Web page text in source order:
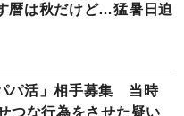
暦は秋だけど…猛暑日迫
パ活」相手募集 当時
つな行為をさせた疑い